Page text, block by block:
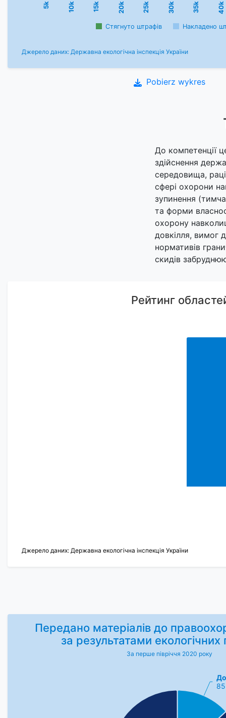
Джерело даних: Державна екологічна інспекція України
Стягнуто штрафів Накладено
5k 10k 15k 20k 25k 30k 35k 40k
Pobierz wykres
До компетенції
здійснення
середовища,
сфері охорони
зупинення
та форми
охорону
довкілля, вимог
нормативів
скидів
Джерело даних: Державна екологічна інспекція України
Рейтинг
Передано матеріалів до
за результатами екологічних
За перше півріччя 2020 року
85